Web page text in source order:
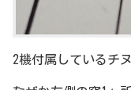
2機付属しているチ